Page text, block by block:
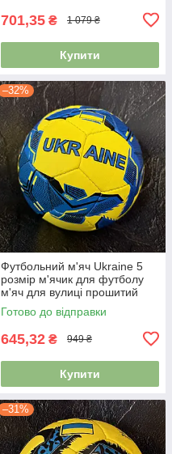
701,35 ₴ 1 079 ₴
Купити
–32%
Футбольний м'яч Ukraine 5
розмір м'ячик для футболу
м'яч для вулиці прошитий
FB-7987
Готово до відправки
645,32 ₴ 949 ₴
Купити
–31%